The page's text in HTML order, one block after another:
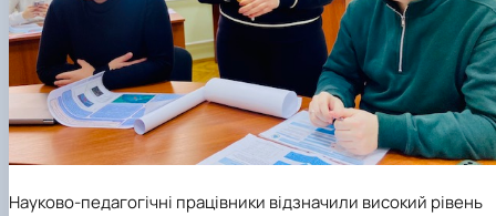
Науково-педагогічні працівники відзначили високий рівень